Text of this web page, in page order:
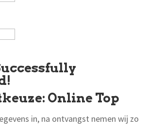
Online Top
in, na ontvangst nemen wij zo